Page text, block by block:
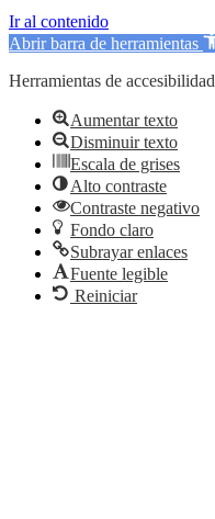
Ir al contenido
Abrir barra de herramientas
Herramientas de accesibilidad
Aumentar texto
Disminuir texto
Escala de grises
Alto contraste
Contraste negativo
Fondo claro
Subrayar enlaces
Fuente legible
Reiniciar